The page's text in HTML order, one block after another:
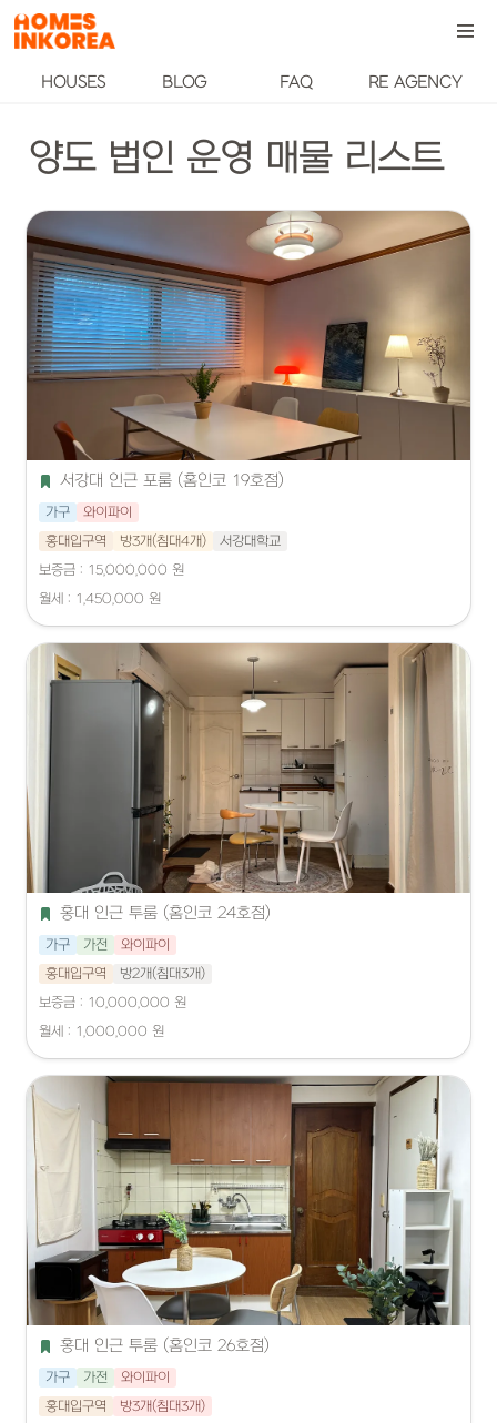
HOUSES BLOG FAQ RE AGENCY
양도 법인 운영 매물 리스트
서강대 인근 포룸 (홈인코 19호점)
가구
와이파이
홍대입구역
방3개(침대4개)
서강대학교
보증금 : 15,000,000 원
월세 : 1,450,000 원
홍대 인근 투룸 (홈인코 24호점)
가구 가전
와이파이
홍대입구역
방2개(침대3개)
보증금 : 10,000,000 원
월세 : 1,000,000 원
홍대 인근 투룸 (홈인코 26호점)
가구 가전
와이파이
홍대입구역
방3개(침대3개)